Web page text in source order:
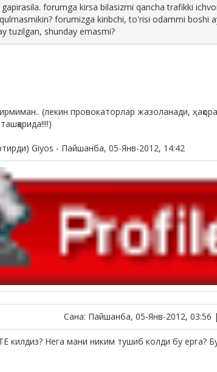
forumga kirsa bilasizmi qancha trafikki
forumizga kiribchi, to'risi odammi boshi
tuzilgan, shunday emasmi?
(лекин провокаторлар жазоланади,
Giyos - Пайшанба, 05-Янв-2012, 14:42
Сана: Пайшанба, 05-Янв-2012,
килдиз? Нега мани никим тушиб колди бу ерга?